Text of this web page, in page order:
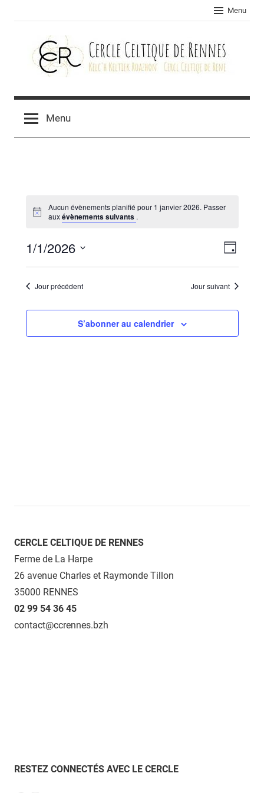
Menu
Cercle
celtique
Menu
Aucun évènements planifié pour 1 janvier 2026. Passer
auxévènements suivants .
par
de
vues
Jour
1/1/2026
Sélectionnez
uneJour précédent Jour suivant
S’abonner au calendrier
CERCLE CELTIQUE DE RENNES
Ferme de La Harpe
26 avenue Charles et Raymonde Tillon
35000 RENNES
02 99 54 36 45
contact@ccrennes.bzh
RESTEZ CONNECTÉS AVEC LE CERCLE